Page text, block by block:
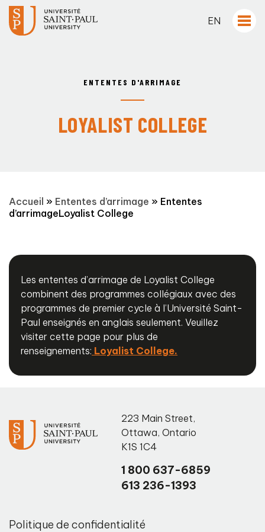
EN
ENTENTES D'ARRIMAGE
LOYALIST COLLEGE
Accueil » Ententes d’arrimage » Ententes
d’arrimageLoyalist College
Les ententes d’arrimage de Loyalist College
combinent des programmes collégiaux avec des
programmes de premier cycle à l’Université Saint-
Paul enseignés en anglais seulement. Veuillez
visiter cette page pour plus de
renseignements: Loyalist College.
223 Main Street,
Ottawa, Ontario
K1S 1C4
1 800 637-6859
613 236-1393
Politique de confidentialité